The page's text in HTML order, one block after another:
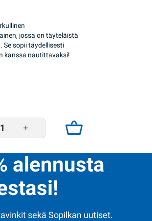
jossa on täyteläistä
Se sopii täydellisesti
kanssa nautittavaksi!
uunimaito 330g BSc quantity
alennusta
sekä Sopilkan uutiset.